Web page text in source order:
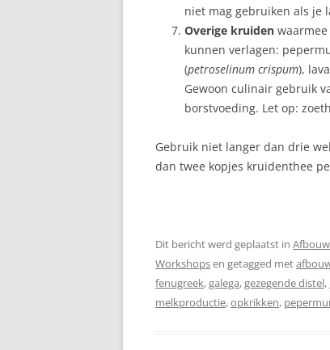
KRAMPJES
LANGVOEDEN
MELKPRODUCTIE
REFLUX
SLAPEN
SPRUW
niet mag gebruiken als je
Overige kruiden
kunnen verlagen:
(petroselinum crispum),
Gewoon culinair gebruik
borstvoeding. Let op:
Gebruik niet langer dan drie
dan twee kopjes kruidenthee
Dit bericht werd geplaatst in
Workshopsen getagged met
fenugreek,galega,gezegende distel,
melkproductie,opkrikken,